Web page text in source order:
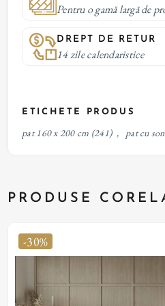
Pentru o gamă largă de
DREPT DE RETUR
14 zile calendaristice
ETICHETE PRODUS
pat 160 x 200 cm (241) , pat cu
PRODUSE
-30%